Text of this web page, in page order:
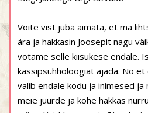
Võite vist juba aimata, et ma
ära ja hakkasin Joosepit nagu
võtame selle kiisukese endale.
kassipsühholoogiat ajada. No
valib endale kodu ja inimesed ja
meie juurde ja kohe hakkas